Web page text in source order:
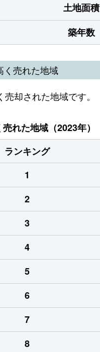
土地面積
築年数
く売れた地域
却された地域です。
れた地域（2023年）
ランキング
1
2
3
4
5
6
7
8